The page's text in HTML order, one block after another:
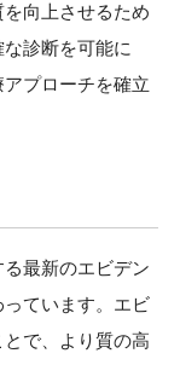
向上させるため
診断を可能に
プローチを確立
最新のエビデン
ています。エビ
で、より質の高